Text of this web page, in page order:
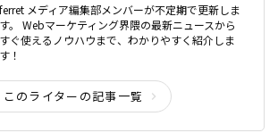
ferret メディア編集部メンバーが不定期で更新しま
す。 Webマーケティング界隈の最新ニュースから
すぐ使えるノウハウまで、わかりやすく紹介しま
す！
このライターの記事一覧